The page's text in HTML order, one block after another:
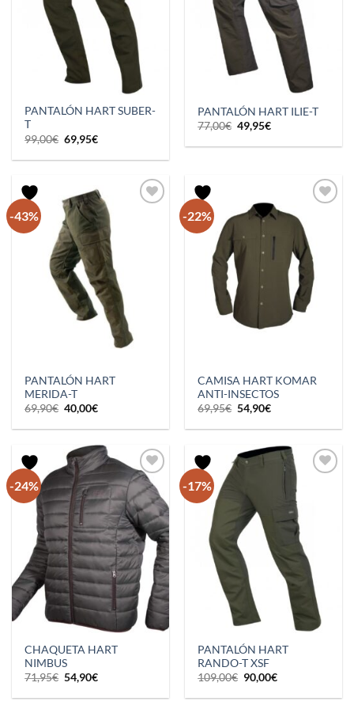
PANTALÓN HART SUBER-
T
99,00€ El
precio
original
69,95€El
actual
PANTALÓN HART ILIE-T
77,00€ El
precio
original
49,95€El
actual
-43%
PANTALÓN HART
MERIDA-T
69,90€ El
precio
original
69,90€.
40,00€El
actual
40,00€.
-22%
CAMISA HART KOMAR
ANTI-INSECTOS
69,95€ El
precio
original
69,95€.
54,90€El
actual
54,90€.
-24%
CHAQUETA HART
NIMBUS
71,95€ El
precio
original
54,90€El
actual
-17%
PANTALÓN HART
RANDO-T XSF
109,00€ El
precio
original
90,00€El
actual